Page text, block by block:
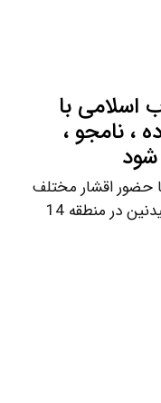
اسلامی با
، نامجو ،
شود
حضور اقشار مختلف
بانوان تهران از جمله دانشگاهیان و متیدنین در منطقه 14